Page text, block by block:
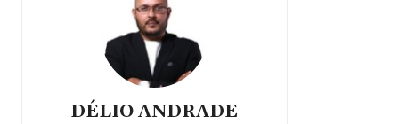
DÉLIO ANDRADE